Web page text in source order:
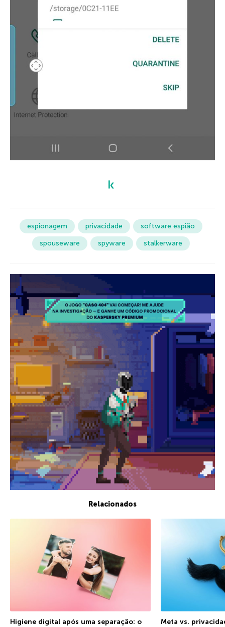
espionagem privacidade
software espião
spouseware
spyware stalkerware
Relacionados
Higiene digital após uma separação: o
Meta vs.